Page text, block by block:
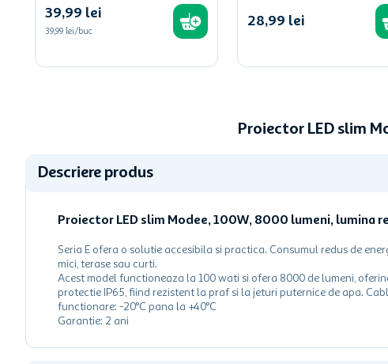
39,99 lei
39,99 lei/buc
28,99 lei
Proiector LED slim
Descriere produs
Proiector LED slim Modee, 100W, 8000 lumeni, lumina
Seria E ofera o solutie accesibila si practica. Consumul redus de
mici, terase sau curti.
Acest model functioneaza la 100 wati si ofera 8000 de lumeni,
protectie IP65, fiind rezistent la praf si la jeturi puternice de apa.
functionare: -20°C pana la +40°C
Garantie: 2 ani